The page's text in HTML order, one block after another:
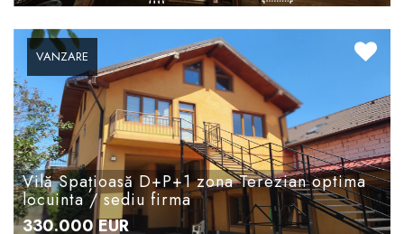
VANZARE
Vilă Spațioasă D+P+1 zona Terezian optima
locuinta / sediu firma
330.000EUR